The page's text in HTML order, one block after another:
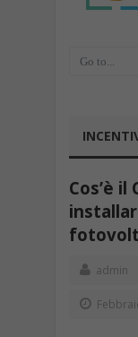
Cos’è
admin